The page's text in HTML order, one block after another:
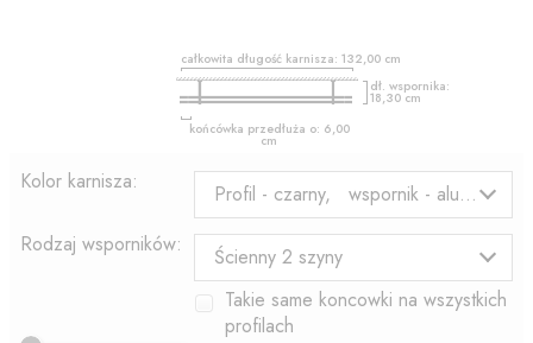
całkowita długość karnisza: 132,00cm
dł. wspornika:
18,30cm
końcówka przedłuża o: 6,00
cm
Kolor karnisza:
Profil - czarny, wspornik - aluminium
Rodzaj wsporników:
Ścienny 2 szyny
Takie same koncowki na wszystkich
profilach